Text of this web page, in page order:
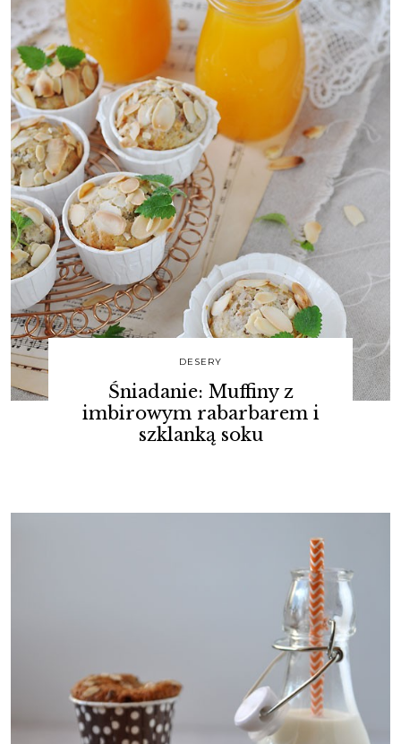
DESERY
Śniadanie: Muffiny z
imbirowym rabarbarem i
szklanką soku